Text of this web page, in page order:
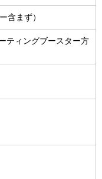
含まず）
ティングブースター方